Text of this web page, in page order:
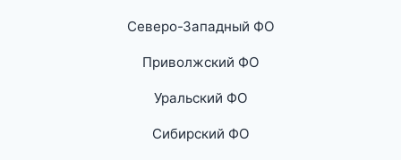
Северо-Западный ФО
Приволжский ФО
Уральский ФО
Сибирский ФО